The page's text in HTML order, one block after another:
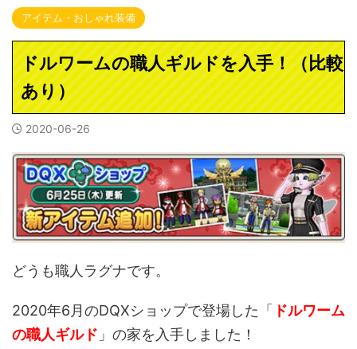
アイテム・おしゃれ装備
ドルワームの職人ギルドを入手！（比較
あり）
2020-06-26
どうも職人ラグナです。
2020年6月のDQXショップで登場した「 ドルワーム
の職人ギルド 」の家を入手しました！